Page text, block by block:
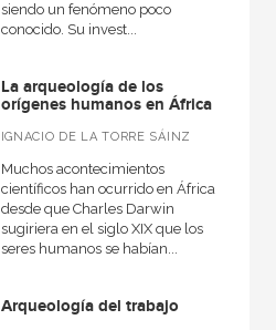
siendo un fenómeno poco
conocido. Su invest...
La arqueología de los
orígenes humanos en África
IGNACIO DE LA TORRE SÁINZ
Muchos acontecimientos
científicos han ocurrido en África
desde que Charles Darwin
sugiriera en el siglo XIX que los
seres humanos se habían...
Arqueología del trabajo